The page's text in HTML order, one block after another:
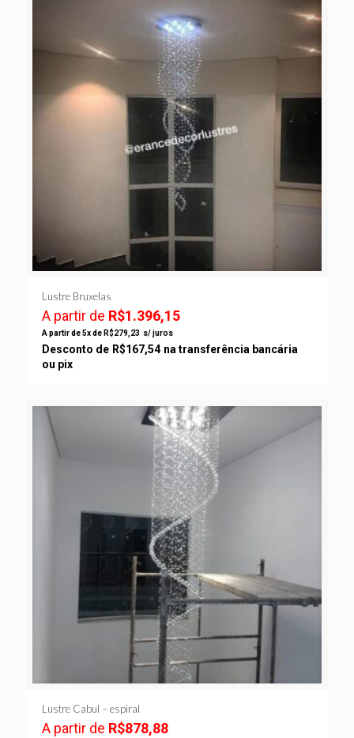
Lustre Bruxelas
A partir de R$1.396,15
A partir de 5x de R$279,23 s/ juros
Desconto de R$167,54 na transferência bancária
ou pix
Lustre Cabul – espiral
A partir de R$878,88